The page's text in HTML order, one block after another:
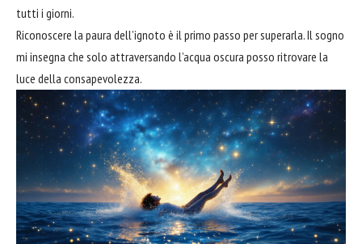
tutti i giorni.
Riconoscere la paura dell’ignoto è il primo passo per superarla. Il sogno
mi insegna che solo attraversando l’acqua oscura posso ritrovare la
luce della consapevolezza.